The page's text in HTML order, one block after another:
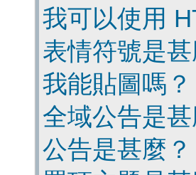
我可以使用
表情符號是甚
我能貼圖嗎？
全域公告是甚
公告是甚麼？